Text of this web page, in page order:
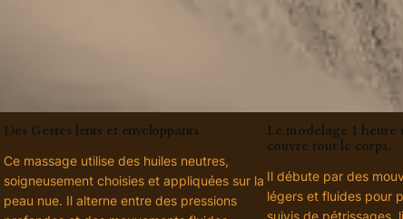
Des Gestes lents et enveloppants.
Ce massage utilise des huiles neutres,
soigneusement choisies et appliquées sur la
peau nue. Il alterne entre des pressions
Le modelage 1 heure
couvre tout le corps.
Il débute par des
légers et fluides pour
suivis de pétrissages,